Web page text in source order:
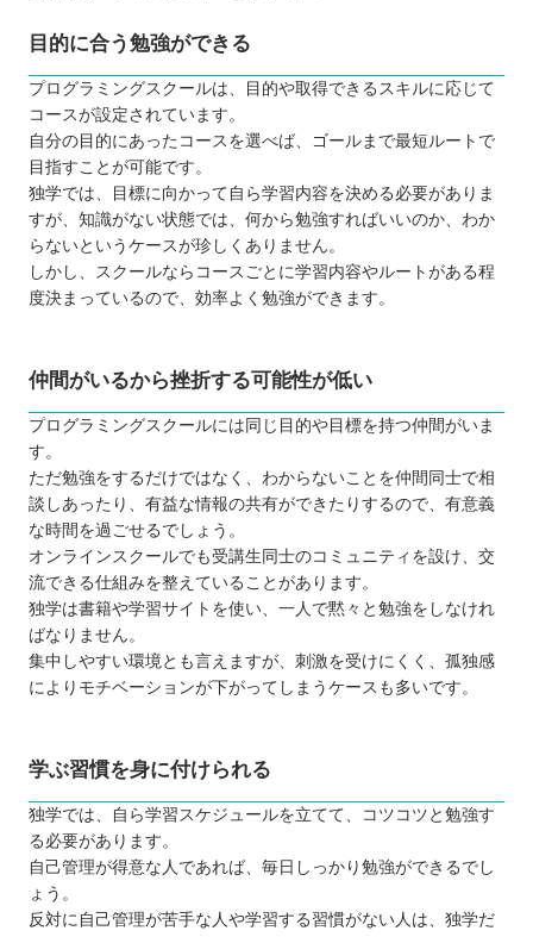
目的に合う勉強ができる
プログラミングスクールは、目的や取得できるスキルに応じて
コースが設定されています。
自分の目的にあったコースを選べば、ゴールまで最短ルートで
目指すことが可能です。
独学では、目標に向かって自ら学習内容を決める必要がありま
すが、知識がない状態では、何から勉強すればいいのか、わか
らないというケースが珍しくありません。
しかし、スクールならコースごとに学習内容やルートがある程
度決まっているので、効率よく勉強ができます。
仲間がいるから挫折する可能性が低い
プログラミングスクールには同じ目的や目標を持つ仲間がいま
す。
ただ勉強をするだけではなく、わからないことを仲間同士で相
談しあったり、有益な情報の共有ができたりするので、有意義
な時間を過ごせるでしょう。
オンラインスクールでも受講生同士のコミュニティを設け、交
流できる仕組みを整えていることがあります。
独学は書籍や学習サイトを使い、一人で黙々と勉強をしなけれ
ばなりません。
集中しやすい環境とも言えますが、刺激を受けにくく、孤独感
によりモチベーションが下がってしまうケースも多いです。
学ぶ習慣を身に付けられる
独学では、自ら学習スケジュールを立てて、コツコツと勉強す
る必要があります。
自己管理が得意な人であれば、毎日しっかり勉強ができるでし
ょう。
反対に自己管理が苦手な人や学習する習慣がない人は、独学だ